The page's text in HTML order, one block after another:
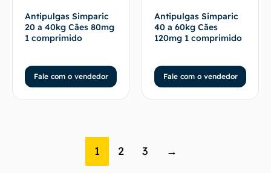
Antipulgas Simparic
20 a 40kg Cães 80mg
1 comprimido
Fale com o vendedor
Antipulgas Simparic
40 a 60kg Cães
120mg 1 comprimido
Fale com o vendedor
1 2 3 →